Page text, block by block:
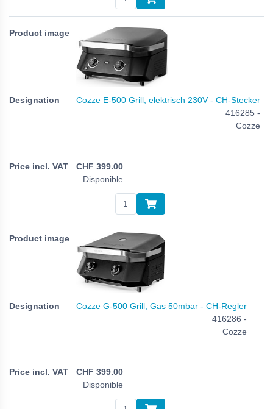
Cozze E-500 Grill, elektrisch 230V - CH-Stecker
416285 -
Cozze
CHF 399.00
Disponible
Cozze G-500 Grill, Gas 50mbar - CH-Regler
416286 -
Cozze
CHF 399.00
Disponible